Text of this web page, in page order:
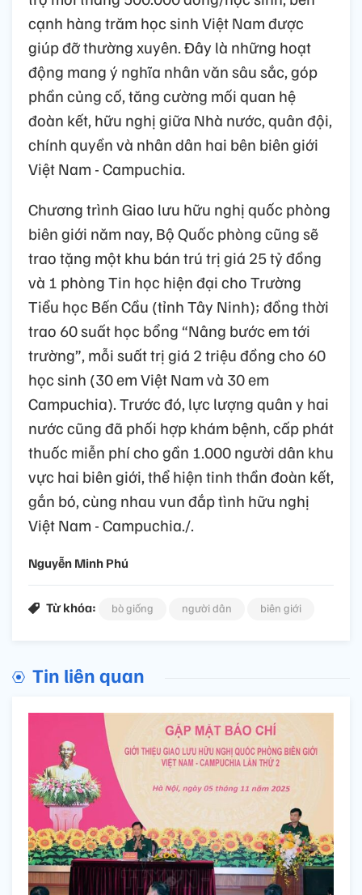
cạnh hàng trăm học sinh Việt Nam được
giúp đỡ thường xuyên. Đây là những hoạt
động mang ý nghĩa nhân văn sâu sắc, góp
phần củng cố, tăng cường mối quan hệ
đoàn kết, hữu nghị giữa Nhà nước, quân đội,
chính quyền và nhân dân hai bên biên giới
Việt Nam - Campuchia.
Chương trình Giao lưu hữu nghị quốc phòng
biên giới năm nay, Bộ Quốc phòng cũng sẽ
trao tặng một khu bán trú trị giá 25 tỷ đồng
và 1 phòng Tin học hiện đại cho Trường
Tiểu học Bến Cầu (tỉnh Tây Ninh); đồng thời
trao 60 suất học bổng “Nâng bước em tới
trường”, mỗi suất trị giá 2 triệu đồng cho 60
học sinh (30 em Việt Nam và 30 em
Campuchia). Trước đó, lực lượng quân y hai
nước cũng đã phối hợp khám bệnh, cấp phát
thuốc miễn phí cho gần 1.000 người dân khu
vực hai biên giới, thể hiện tinh thần đoàn kết,
gắn bó, cùng nhau vun đắp tình hữu nghị
Việt Nam - Campuchia./.
Nguyễn Minh Phú
Từ khóa: bò giống người dân biên giới
Tin liên quan